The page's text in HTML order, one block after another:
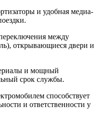
и удобная медиа-
между
открывающиеся двери и
и мощный
срок службы.
способствует
и ответственности у